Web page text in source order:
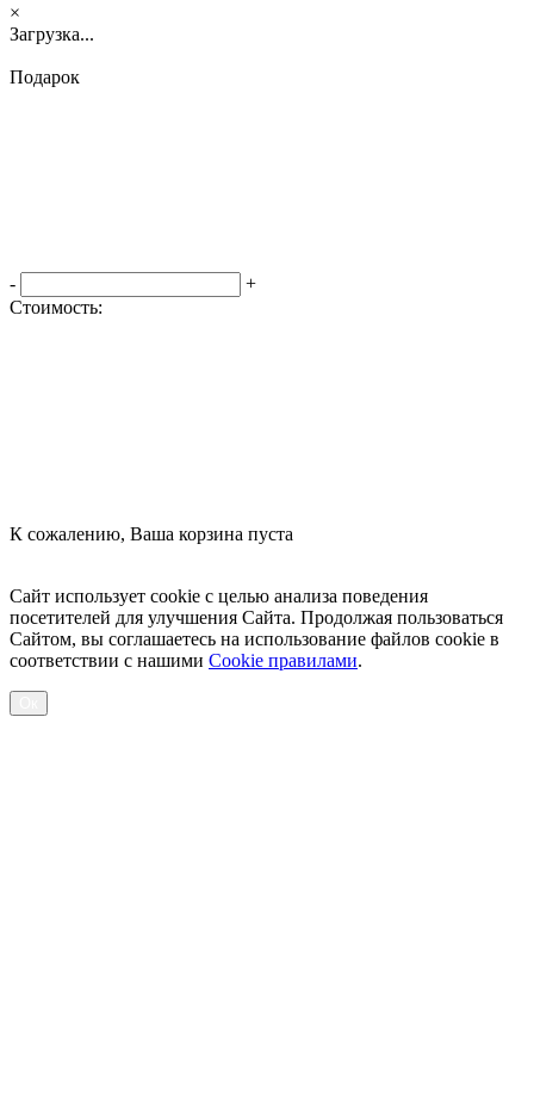
×
Загрузка...
Подарок
-
+
Стоимость:
К сожалению, Ваша корзина пуста
Сайт использует cookie с целью анализа поведения
посетителей для улучшения Сайта. Продолжая пользоваться
Сайтом, вы соглашаетесь на использование файлов cookie в
соответствии с нашими Cookiе правилами.